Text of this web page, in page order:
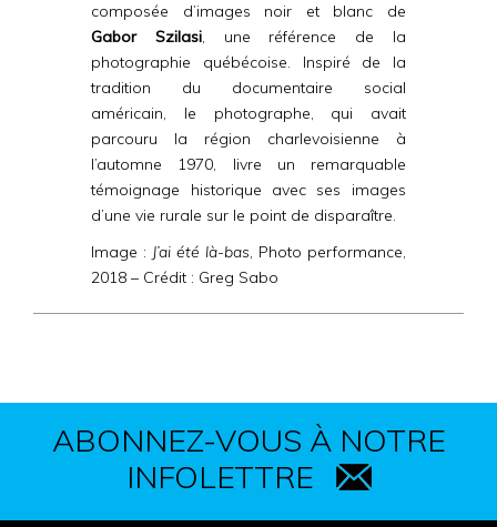
composée d’images noir et blanc de
Gabor Szilasi, une référence de la
photographie québécoise. Inspiré de la
tradition du documentaire social
américain, le photographe, qui avait
parcouru la région charlevoisienne à
l’automne 1970, livre un remarquable
témoignage historique avec ses images
d’une vie rurale sur le point de disparaître.
Image : J’ai été là-bas, Photo performance,
2018 – Crédit : Greg Sabo
ABONNEZ-VOUS À NOTRE
INFOLETTRE